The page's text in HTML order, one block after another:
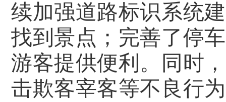
续加强道路标识系统
找到景点；完善了停
游客提供便利。同时
击欺客宰客等不良行